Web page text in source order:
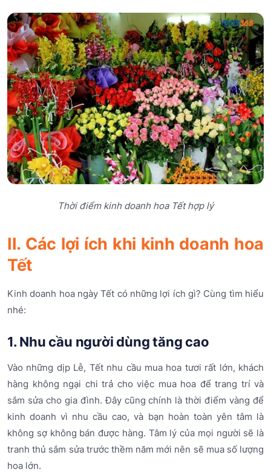
Thời điểm kinh doanh hoa Tết hợp lý
II. Các lợi ích khi kinh doanh hoa
Tết
Kinh doanh hoa ngày Tết có những lợi ích gì? Cùng tìm hiểu
nhé:
1. Nhu cầu người dùng tăng cao
Vào những dịp Lễ, Tết nhu cầu mua hoa tươi rất lớn, khách
hàng không ngại chi trả cho việc mua hoa để trang trí và
sắm sửa cho gia đình. Đây cũng chính là thời điểm vàng để
kinh doanh vì nhu cầu cao, và bạn hoàn toàn yên tâm là
không sợ không bán được hàng. Tâm lý của mọi người sẽ là
tranh thủ sắm sửa trước thềm năm mới nên sẽ mua số lượng
hoa lớn.